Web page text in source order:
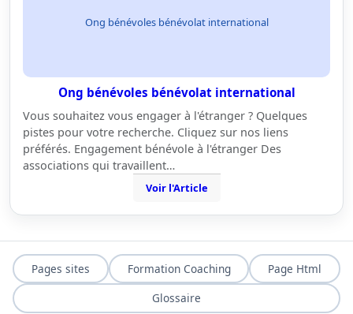
Ong bénévoles bénévolat international
Ong bénévoles bénévolat international
Vous souhaitez vous engager à l'étranger ? Quelques
pistes pour votre recherche. Cliquez sur nos liens
préférés. Engagement bénévole à l'étranger Des
associations qui travaillent…
Voir l'Article
Pages sites Formation Coaching
Page Html
Glossaire